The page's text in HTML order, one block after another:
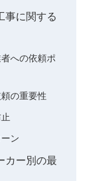
事に関する
への依頼ポ
の重要性
ン
カー別の最